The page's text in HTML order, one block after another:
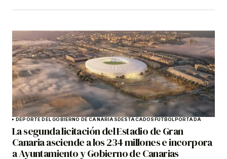
DEPORTE DEL GOBIERNO DE CANARIAS DESTACADOS FÚTBOL PORTADA
La segunda licitación del Estadio de Gran
Canaria asciende a los 234 millones e incorpora
a Ayuntamiento y Gobierno de Canarias